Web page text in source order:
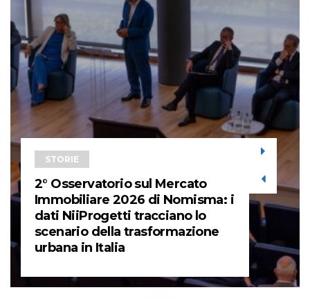
STORIE
2° Osservatorio sul Mercato
Immobiliare 2026 di Nomisma: i
dati NiiProgetti tracciano lo
scenario della trasformazione
urbana in Italia